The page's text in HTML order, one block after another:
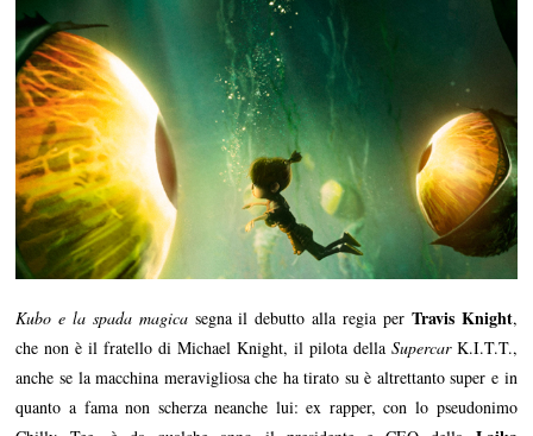
Kubo e la spada magicasegna il debutto alla regia per Travis Knight,
che non è il fratello di Michael Knight, il pilota della SupercarK.I.T.T.,
anche se la macchina meravigliosa che ha tirato su è altrettanto super e in
quanto a fama non scherza neanche lui: ex rapper, con lo pseudonimo